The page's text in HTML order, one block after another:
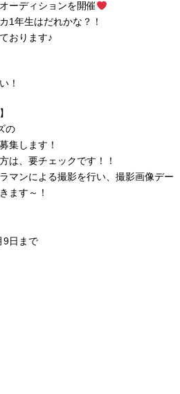
ーディションを開催
1年生はだれかな？！
おります♪
！
の
集します！
は、要チェックです！！
マンによる撮影を行い、撮影画像デー
ます～！
9日まで